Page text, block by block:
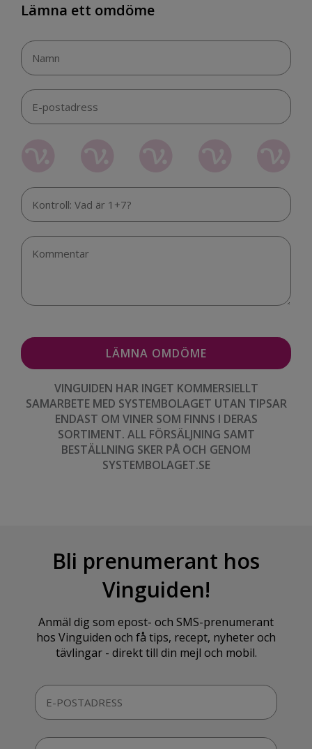
Lämna ett omdöme
VINGUIDEN HAR INGET KOMMERSIELLT
SAMARBETE MED SYSTEMBOLAGET UTAN TIPSAR
ENDAST OM VINER SOM FINNS I DERAS
SORTIMENT. ALL FÖRSÄLJNING SAMT
BESTÄLLNING SKER PÅ OCH GENOM
SYSTEMBOLAGET.SE
Bli prenumerant hos
Vinguiden!
Anmäl dig som epost- och SMS-prenumerant
hos Vinguiden och få tips, recept, nyheter och
tävlingar - direkt till din mejl och mobil.